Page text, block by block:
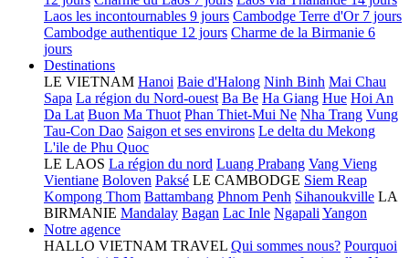
Laos les incontournables 9 jours Cambodge Terre d'Or 7 jours
Cambodge authentique 12 jours Charme de la Birmanie 6
jours
Destinations
LE VIETNAM Hanoi Baie d'Halong Ninh Binh Mai Chau
Sapa La région du Nord-ouest Ba Be Ha Giang Hue Hoi An
Da Lat Buon Ma Thuot Phan Thiet-Mui Ne Nha Trang Vung
Tau-Con Dao Saigon et ses environs Le delta du Mekong
L'ile de Phu Quoc
LE LAOS La région du nord Luang Prabang Vang Vieng
Vientiane Boloven Paksé LE CAMBODGE Siem Reap
Kompong Thom Battambang Phnom Penh Sihanoukville LA
BIRMANIE Mandalay Bagan Lac Inle Ngapali Yangon
Notre agence
HALLO VIETNAM TRAVEL Qui sommes nous? Pourquoi